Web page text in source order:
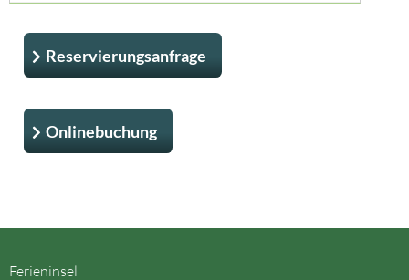
Reservierungsanfrage
Onlinebuchung
Ferieninsel